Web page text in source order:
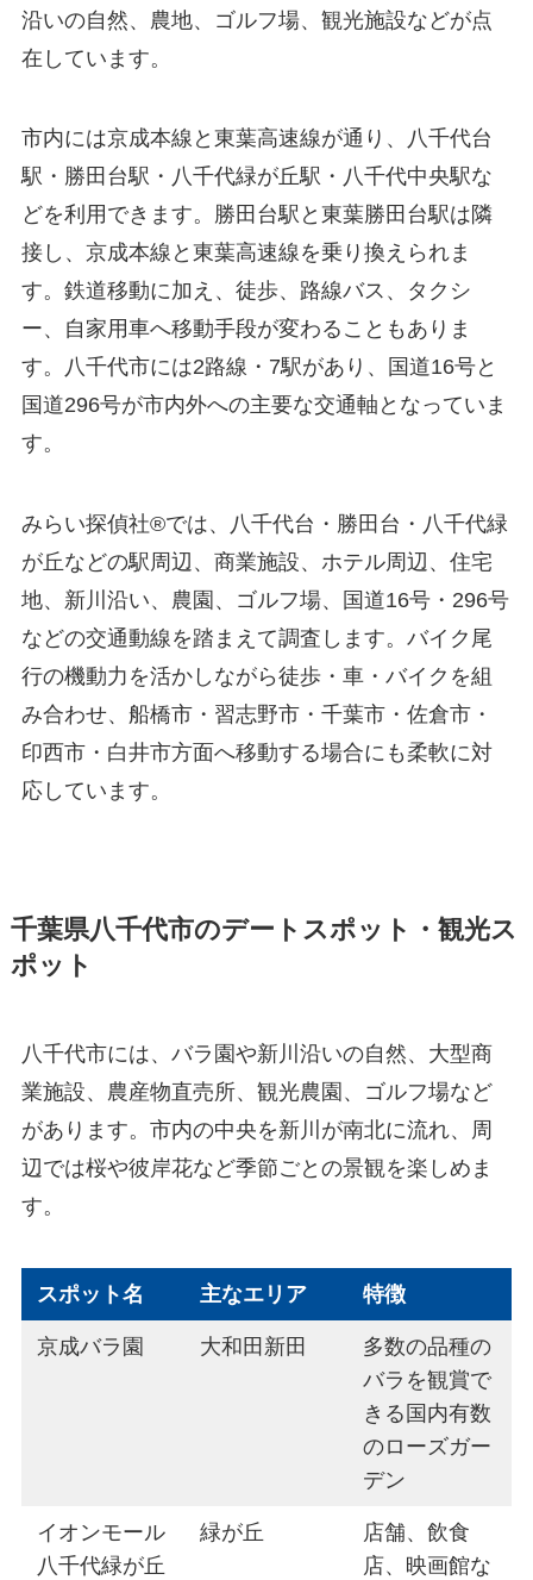
沿いの自然、農地、ゴルフ場、観光施設などが点
在しています。
市内には京成本線と東葉高速線が通り、八千代台
駅・勝田台駅・八千代緑が丘駅・八千代中央駅な
どを利用できます。勝田台駅と東葉勝田台駅は隣
接し、京成本線と東葉高速線を乗り換えられま
す。鉄道移動に加え、徒歩、路線バス、タクシ
ー、自家用車へ移動手段が変わることもありま
す。八千代市には2路線・7駅があり、国道16号と
国道296号が市内外への主要な交通軸となっていま
す。
みらい探偵社®︎では、八千代台・勝田台・八千代緑
が丘などの駅周辺、商業施設、ホテル周辺、住宅
地、新川沿い、農園、ゴルフ場、国道16号・296号
などの交通動線を踏まえて調査します。バイク尾
行の機動力を活かしながら徒歩・車・バイクを組
み合わせ、船橋市・習志野市・千葉市・佐倉市・
印西市・白井市方面へ移動する場合にも柔軟に対
応しています。
千葉県八千代市のデートスポット・観光ス
ポット
八千代市には、バラ園や新川沿いの自然、大型商
業施設、農産物直売所、観光農園、ゴルフ場など
があります。市内の中央を新川が南北に流れ、周
辺では桜や彼岸花など季節ごとの景観を楽しめま
す。
スポット名 主なエリア 特徴
京成バラ園 大和田新田
多数の品種の
バラを観賞で
きる国内有数
のローズガー
デン
イオンモール
八千代緑が丘
緑が丘
店舗、飲食
店、映画館な